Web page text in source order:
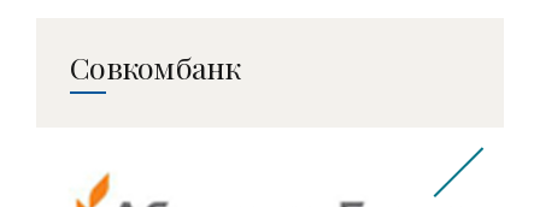
Совкомбанк